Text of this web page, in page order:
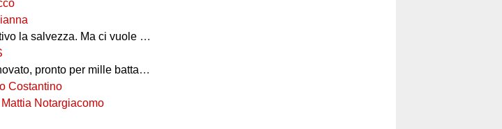
Ma ci vuole ambizione"
pronto per mille battaglie"
Costantino
Notargiacomo